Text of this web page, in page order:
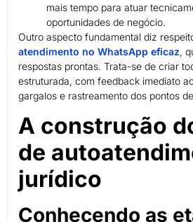
mais tempo para atuar
oportunidades de negócio.
Outro aspecto fundamental diz
atendimento no WhatsApp eficaz,
respostas prontas. Trata-se de criar
estruturada, com feedback imediato
gargalos e rastreamento dos pontos
A construção
de
jurídico
Conhecendo as